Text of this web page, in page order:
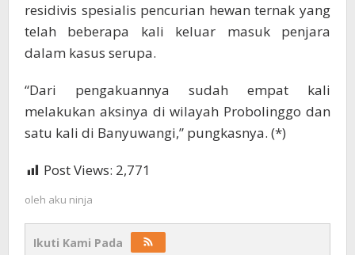
residivis spesialis pencurian hewan ternak yang
telah beberapa kali keluar masuk penjara
dalam kasus serupa.
“Dari pengakuannya sudah empat kali
melakukan aksinya di wilayah Probolinggo dan
satu kali di Banyuwangi,” pungkasnya. (*)
Post Views: 2,771
oleh aku ninja
Ikuti Kami Pada